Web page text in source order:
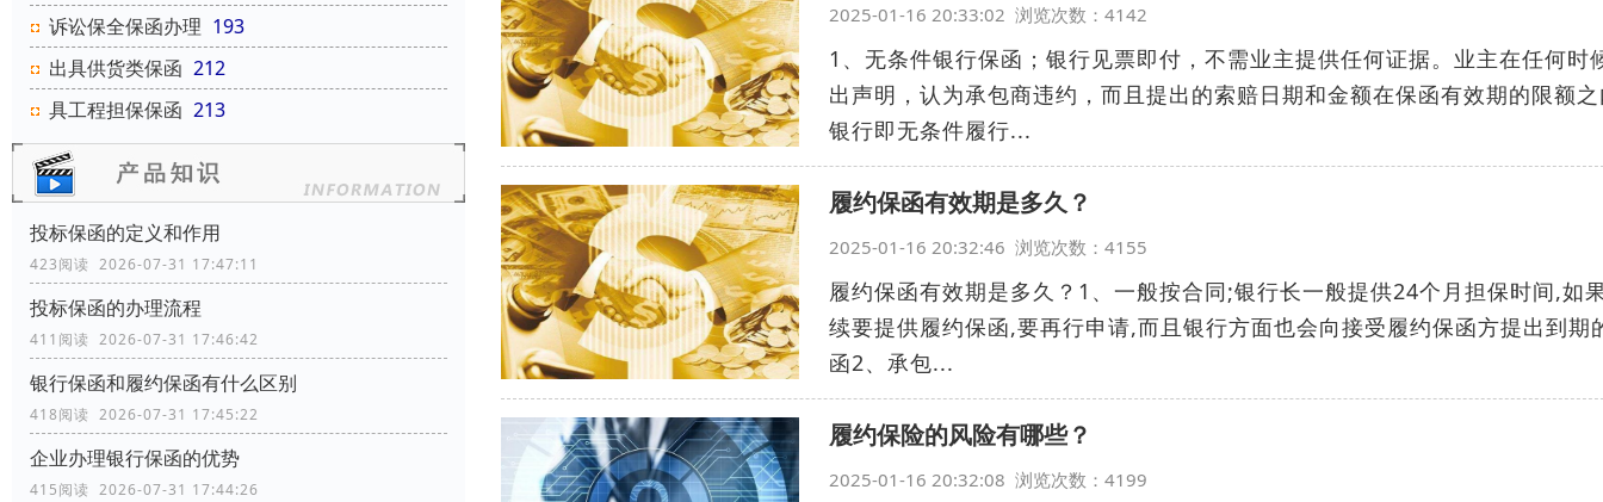
诉讼保全保函办理 193
出具供货类保函 212
具工程担保保函 213
投标保函的定义和作用
423阅读 2026-07-31 17:47:11
投标保函的办理流程
411阅读 2026-07-31 17:46:42
银行保函和履约保函有什么区别
418阅读 2026-07-31 17:45:22
企业办理银行保函的优势
415阅读 2026-07-31 17:44:26
2025-01-16 20:33:02 浏览次数：4142
1、无条件银行保函；银行见票即付，不需业主提供任何证据。业主在任何时
出声明，认为承包商违约，而且提出的索赔日期和金额在保函有效期的限额
银行即无条件履行...
履约保函有效期是多久？
2025-01-16 20:32:46 浏览次数：4155
履约保函有效期是多久？1、一般按合同;银行长一般提供24个月担保时间,如
续要提供履约保函,要再行申请,而且银行方面也会向接受履约保函方提出到期
函2、承包...
履约保险的风险有哪些？
2025-01-16 20:32:08 浏览次数：4199